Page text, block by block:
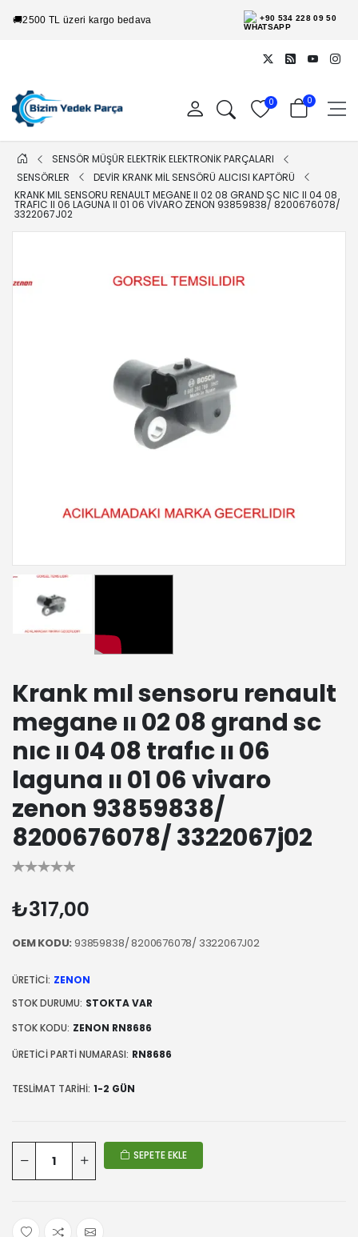
🚚2500 TL üzeri kargo bedava +90 534 228 09 50
0 0
SENSÖR MÜŞÜR ELEKTRİK ELEKTRONİK PARÇALARI
SENSÖRLER
DEVİR KRANK MİL SENSÖRÜ ALICISI KAPTÖRÜ
KRANK MIL SENSORU RENAULT MEGANE II 02 08 GRAND SC NIC II 04 08
TRAFIC II 06 LAGUNA II 01 06 VIVARO ZENON 93859838/ 8200676078/
3322067J02
Krank mıl sensoru renault
megane ıı 02 08 grand sc
nıc ıı 04 08 trafıc ıı 06
laguna ıı 01 06 vivaro
zenon 93859838/
8200676078/ 3322067j02
₺317,00
OEM KODU: 93859838/ 8200676078/ 3322067J02
ÜRETICI: ZENON
STOK DURUMU: STOKTA VAR
STOK KODU: ZENON RN8686
ÜRETICI PARTI NUMARASI: RN8686
TESLIMAT TARIHI: 1-2 GÜN
SEPETE EKLE